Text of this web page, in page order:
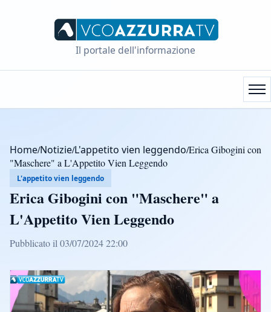
Il portale dell'informazione
Home/Notizie/L'appetito vien leggendo/Erica Gibogini con
"Maschere" a L'Appetito Vien Leggendo
L'appetito vien leggendo
Erica Gibogini con "Maschere" a
L'Appetito Vien Leggendo
Pubblicato il 03/07/2024 22:00